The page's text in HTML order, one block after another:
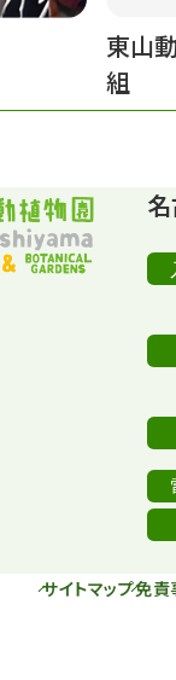
東山
組
サイトマップ免責